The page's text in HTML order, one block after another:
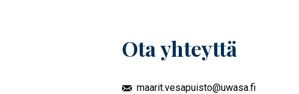
Ota yhteyttä
maarit.vesapuisto@uwasa.fi